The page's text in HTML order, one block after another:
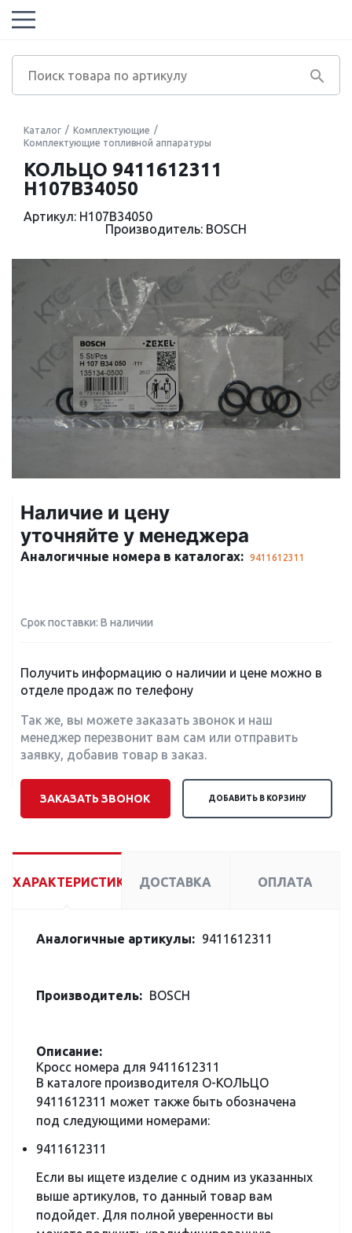
Каталог
Комплектующие
Комплектующие топливной аппаратуры
КОЛЬЦО 9411612311
H107B34050
Артикул: H107B34050
Производитель: BOSCH
Наличие и цену
уточняйте у менеджера
Аналогичные номера в каталогах: 9411612311
Срок поставки: В наличии
Получить информацию о наличии и цене можно в
отделе продаж по телефону
Так же, вы можете заказать звонок и наш
менеджер перезвонит вам сам или отправить
заявку, добавив товар в заказ.
ЗАКАЗАТЬ ЗВОНОК ДОБАВИТЬ В КОРЗИНУ
ХАРАКТЕРИСТИКИ ДОСТАВКА ОПЛАТА
Аналогичные артикулы: 9411612311
Производитель: BOSCH
Описание:
Кросс номера для 9411612311
В каталоге производителя О-КОЛЬЦО
9411612311 может также быть обозначена
под следующими номерами:
9411612311
Если вы ищете изделие с одним из указанных
выше артикулов, то данный товар вам
подойдет. Для полной уверенности вы